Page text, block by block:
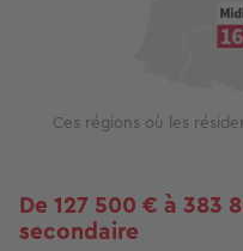
Ces régions où les
De 127 500 € à 383
secondaire